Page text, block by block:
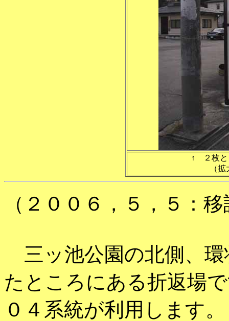
↑ ２枚と
（
（２００６，５，５：
三ッ池公園の北側、
たところにある折返場
０４系統が利用します